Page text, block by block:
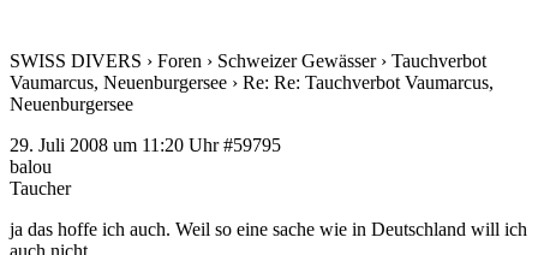
SWISS DIVERS › Foren › Schweizer Gewässer › Tauchverbot
Vaumarcus, Neuenburgersee › Re: Re: Tauchverbot Vaumarcus,
Neuenburgersee
29. Juli 2008 um 11:20 Uhr #59795
balou
Taucher
ja das hoffe ich auch. Weil so eine sache wie in Deutschland will ich
auch nicht.